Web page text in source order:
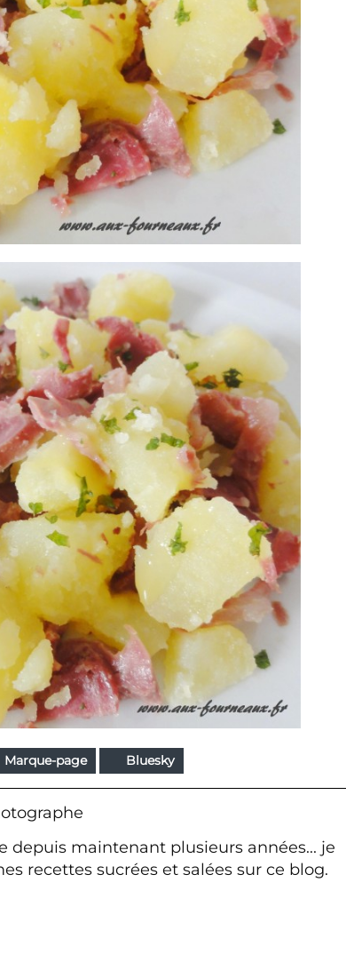
Marque-page Bluesky
depuis maintenant plusieurs années... je
recettes sucrées et salées sur ce blog.